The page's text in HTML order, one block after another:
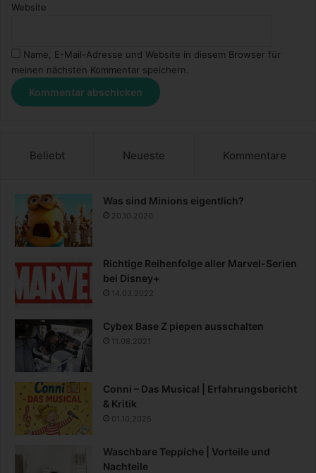
Website
Name, E-Mail-Adresse und Website in diesem Browser für
meinen nächsten Kommentar speichern.
Beliebt Neueste Kommentare
Was sind Minions eigentlich?
20.10.2020
Richtige Reihenfolge aller Marvel-Serien
bei Disney+
14.03.2022
Cybex Base Z piepen ausschalten
11.08.2021
Conni – Das Musical | Erfahrungsbericht
& Kritik
01.10.2025
Waschbare Teppiche | Vorteile und
Nachteile